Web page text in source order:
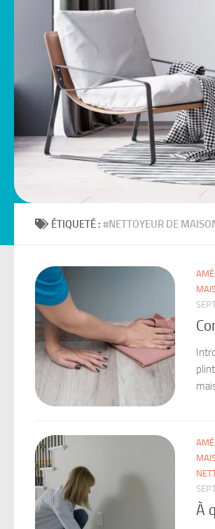
ÉTIQUETÉ :#NETTOYEUR DE
À